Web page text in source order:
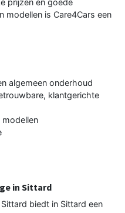
modellen is Care4Cars een
algemeen onderhoud
klantgerichte
modellen
in Sittard
biedt in Sittard een